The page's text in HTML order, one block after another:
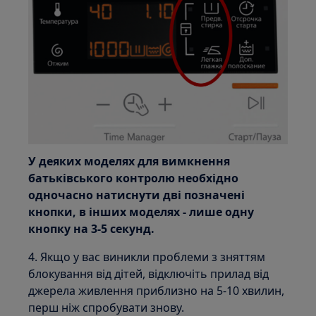
У деяких моделях для вимкнення
батьківського контролю необхідно
одночасно натиснути дві позначені
кнопки, в інших моделях - лише одну
кнопку на 3-5 секунд.
4. Якщо у вас виникли проблеми з зняттям
блокування від дітей, відключіть прилад від
джерела живлення приблизно на 5-10 хвилин,
перш ніж спробувати знову.